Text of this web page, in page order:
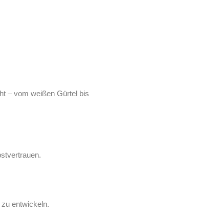
– vom weißen Gürtel bis
entwickeln.